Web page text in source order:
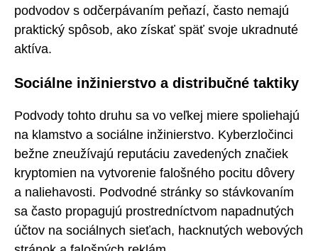
podvodov s odčerpávaním peňazí, často nemajú
praktický spôsob, ako získať späť svoje ukradnuté
aktíva.
Sociálne inžinierstvo a distribučné taktiky
Podvody tohto druhu sa vo veľkej miere spoliehajú
na klamstvo a sociálne inžinierstvo. Kyberzločinci
bežne zneužívajú reputáciu zavedených značiek
kryptomien na vytvorenie falošného pocitu dôvery
a naliehavosti. Podvodné stránky so stávkovaním
sa často propagujú prostredníctvom napadnutých
účtov na sociálnych sieťach, hacknutých webových